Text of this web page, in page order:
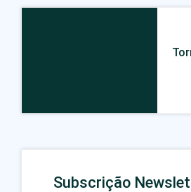
Subscrição